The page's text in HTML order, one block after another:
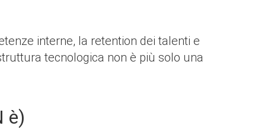
interne, la retention dei talenti e
tecnologica non è più solo una
è)